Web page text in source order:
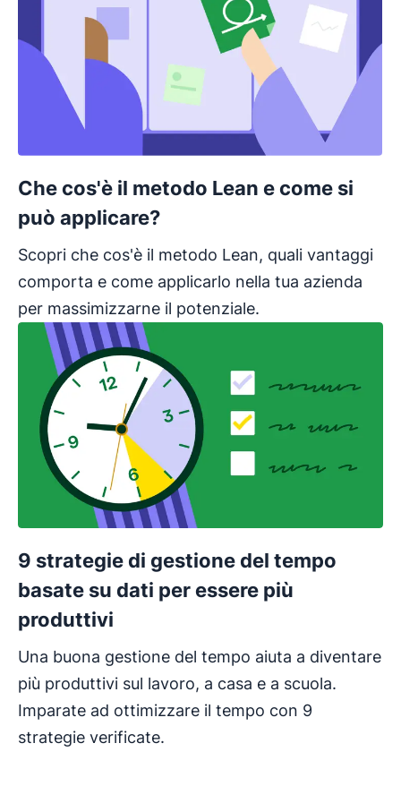
Che cos'è il metodo Lean e come si
può applicare?
Scopri che cos'è il metodo Lean, quali vantaggi
comporta e come applicarlo nella tua azienda
per massimizzarne il potenziale.
9 strategie di gestione del tempo
basate su dati per essere più
produttivi
Una buona gestione del tempo aiuta a diventare
più produttivi sul lavoro, a casa e a scuola.
Imparate ad ottimizzare il tempo con 9
strategie verificate.